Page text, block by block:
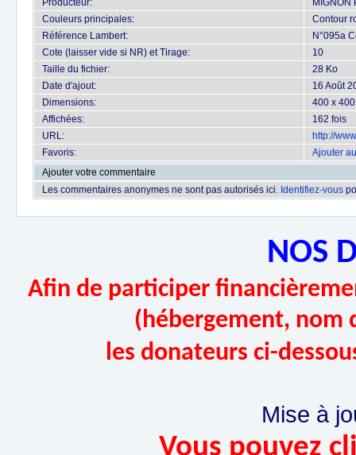
Producteur:
MIGNON
Couleurs principales:
Contour
Référence Lambert:
N°095a
Cote (laisser vide si NR) et Tirage:
10
Taille du fichier:
28 Ko
Date d'ajout:
16 Août
Dimensions:
400 x
Affichées:
162 fois
URL:
http://
Favoris:
Ajouter
Ajouter votre commentaire
Les commentaires anonymes ne sont pas autorisés ici. Identifiez-vous
NOS
Afin de participer
(hébergement,
les donateurs ci-
Mise à
Vous pouvez